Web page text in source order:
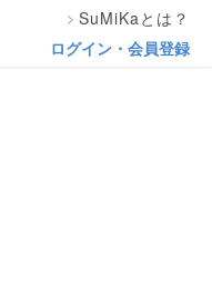
SuMiKaとは？
ログイン・会員登録